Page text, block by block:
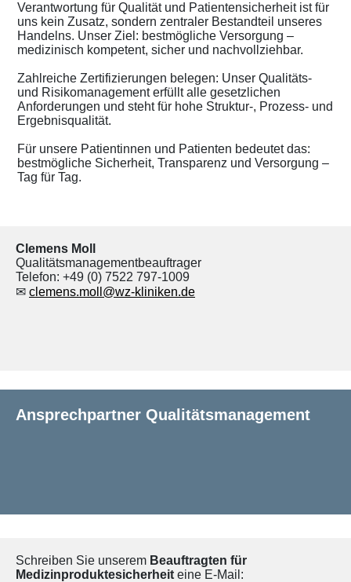
Verantwortung für Qualität und Patientensicherheit ist für
uns kein Zusatz, sondern zentraler Bestandteil unseres
Handelns. Unser Ziel: bestmögliche Versorgung –
medizinisch kompetent, sicher und nachvollziehbar.
Zahlreiche Zertifizierungen belegen: Unser Qualitäts-
und Risikomanagement erfüllt alle gesetzlichen
Anforderungen und steht für hohe Struktur-, Prozess- und
Ergebnisqualität.
Für unsere Patientinnen und Patienten bedeutet das:
bestmögliche Sicherheit, Transparenz und Versorgung –
Tag für Tag.
Ansprechpartner Qualitätsmanagement
Clemens Moll
Qualitätsmanagementbeauftrager
Telefon: +49 (0) 7522 797-1009
✉ clemens.moll@wz-kliniken.de
Schreiben Sie unserem Beauftragten für
Medizinproduktesicherheit eine E-Mail: